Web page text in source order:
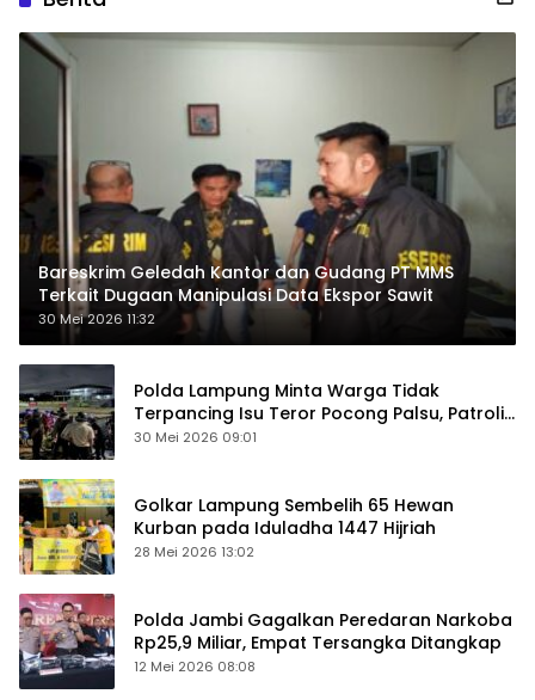
Bareskrim Geledah Kantor dan Gudang PT MMS
Terkait Dugaan Manipulasi Data Ekspor Sawit
30 Mei 2026 11:32
Polda Lampung Minta Warga Tidak
Terpancing Isu Teror Pocong Palsu, Patroli
Keamanan Ditingkatkan
30 Mei 2026 09:01
Golkar Lampung Sembelih 65 Hewan
Kurban pada Iduladha 1447 Hijriah
28 Mei 2026 13:02
Polda Jambi Gagalkan Peredaran Narkoba
Rp25,9 Miliar, Empat Tersangka Ditangkap
12 Mei 2026 08:08